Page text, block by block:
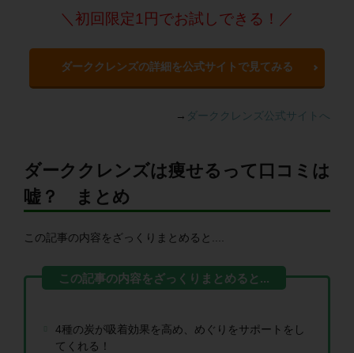
＼初回限定1円でお試しできる！／
ダーククレンズの詳細を公式サイトで見てみる
→ ダーククレンズ公式サイトへ
ダーククレンズは痩せるって口コミは
嘘？ まとめ
この記事の内容をざっくりまとめると....
4種の炭が吸着効果を高め、めぐりをサポートをし
てくれる！